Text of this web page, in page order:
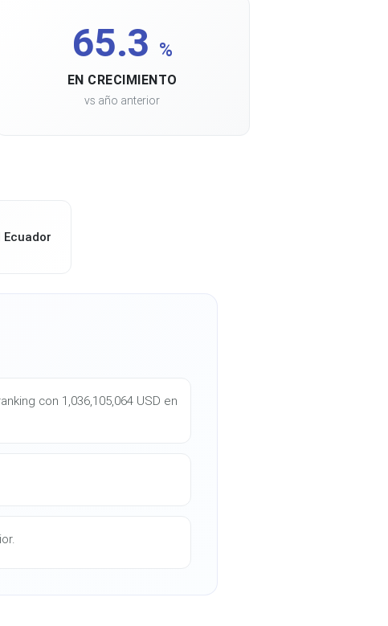
65.3 %
EN CRECIMIENTO
vs año anterior
con 1,036,105,064 USD en